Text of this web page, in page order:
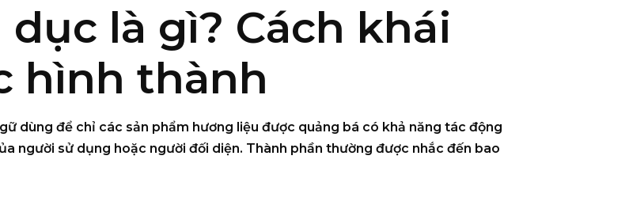
là gì? Cách khái
hình thành
dùng để chỉ các sản phẩm hương liệu được quảng bá có khả năng tác động
người sử dụng hoặc người đối diện. Thành phần thường được nhắc đến bao